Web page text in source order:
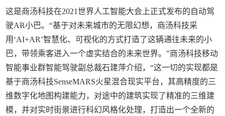
这是商汤科技在2021世界人工智能大会上正式发布的自动驾
驶AR小巴。“基于对未来城市的无限幻想，商汤科技采
用‘AI+AR’智慧化、可视化的方式打造了这辆通往未来的小
巴，带领乘客进入一个虚实结合的未来世界。”商汤科技移动
智能事业群智能驾驶副总裁石建萍介绍，“这一切的实现都是
基于商汤科技SenseMARS火星混合现实平台，其高精度的三
维数字化地图构建能力，对途中的建筑实现了精准的三维建
模，并对实时街景进行科幻风格化处理，打造出一个全新的